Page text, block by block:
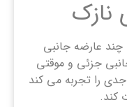
نازک
عارضه جانبی
جزئی و موقتی
را تجربه می کند
کند.